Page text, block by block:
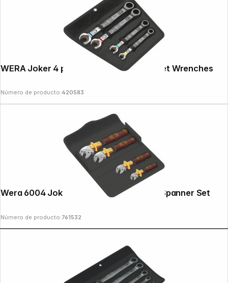
WERA Joker 4 parts Combination Ratchet Wrenches
Número de producto:420583
Wera 6004 Joker VDE 4 Set 1 insulated Spanner Set
Número de producto:761532
Copyright © 2000 - 2026 DIFOX. All rights reserved.